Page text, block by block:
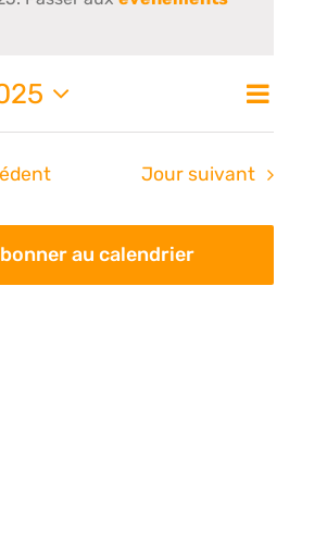
de
Jour
Jour suivant
au calendrier